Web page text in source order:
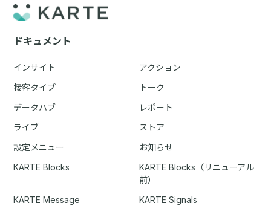
ドキュメント
インサイト
アクション
接客タイプ
トーク
データハブ
レポート
ライブ
ストア
設定メニュー
お知らせ
KARTE Blocks
KARTE Blocks（リニューアル
前）
KARTE Message
KARTE Signals